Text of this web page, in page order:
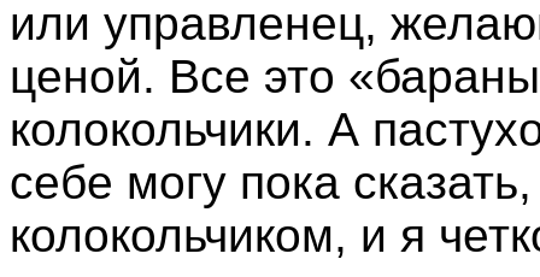
или управленец,
ценой. Все это
колокольчики. А
себе могу пока
колокольчиком, и я